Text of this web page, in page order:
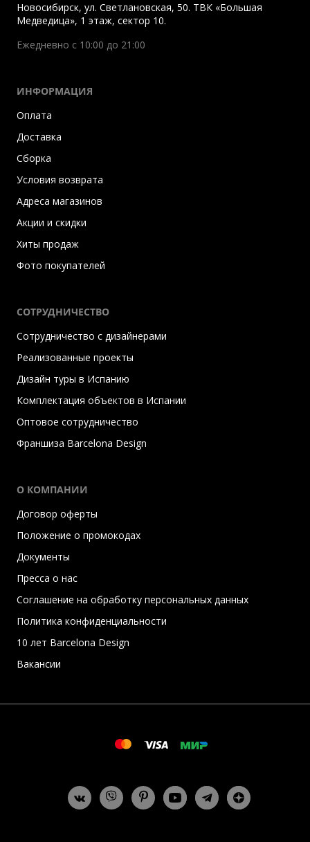
Новосибирск, ул. Светлановская, 50. ТВК «Большая
Медведица», 1 этаж, сектор 10.
Ежедневно с 10:00 до 21:00
ИНФОРМАЦИЯ
Оплата
Доставка
Сборка
Условия возврата
Адреса магазинов
Акции и скидки
Хиты продаж
Фото покупателей
СОТРУДНИЧЕСТВО
Сотрудничество с дизайнерами
Реализованные проекты
Дизайн туры в Испанию
Комплектация объектов в Испании
Оптовое сотрудничество
Франшиза Barcelona Design
О КОМПАНИИ
Договор оферты
Положение о промокодах
Документы
Пресса о нас
Соглашение на обработку персональных данных
Политика конфиденциальности
10 лет Barcelona Design
Вакансии